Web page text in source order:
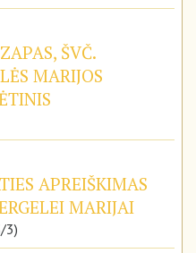
ŠVČ.
MARIJOS
APREIŠKIMAS
MARIJAI
3)